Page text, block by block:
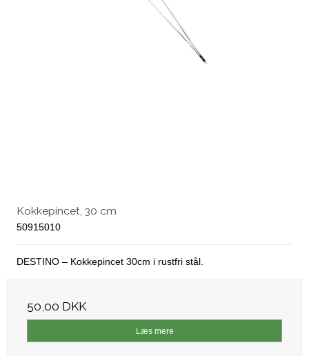
Kokkepincet, 30 cm
50915010
DESTINO – Kokkepincet 30cm i rustfri stål.
50,00 DKK
Læs mere